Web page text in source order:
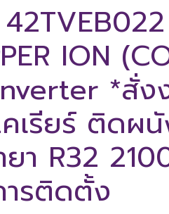
ION
*สั่ง
เรียร์ ติดผนั
ยา R32
รติดตั้ง